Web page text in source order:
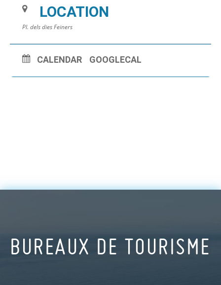
LOCATION
Pl. dels dies Feiners
CALENDAR GOOGLECAL
BUREAUX DE TOURISME